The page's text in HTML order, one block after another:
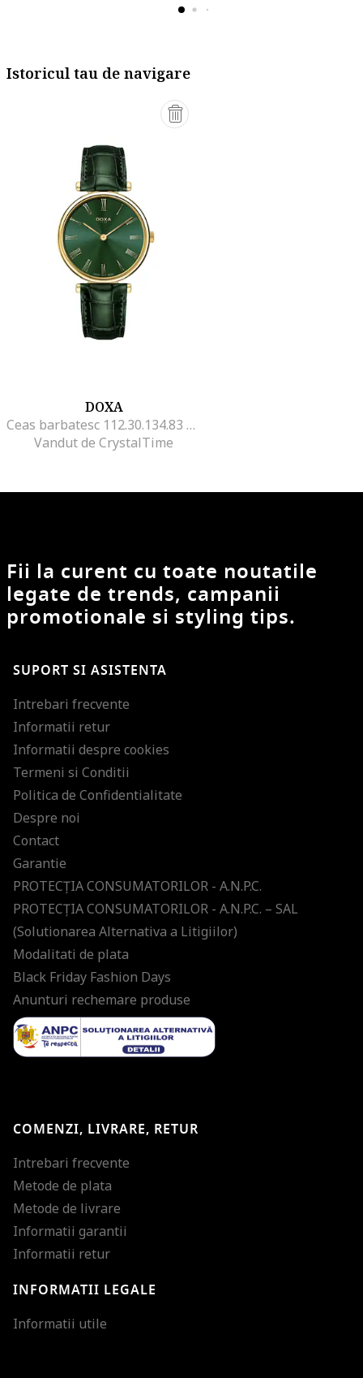
Istoricul tau de navigare
DOXA
Ceas barbatesc 112.30.134.83 Quartz Verde
Vandut de CrystalTime
Fii la curent cu toate noutatile
legate de trends, campanii
promotionale si styling tips.
SUPORT SI ASISTENTA
Intrebari frecvente
Informatii retur
Informatii despre cookies
Termeni si Conditii
Politica de Confidentialitate
Despre noi
Contact
Garantie
PROTECŢIA CONSUMATORILOR - A.N.P.C.
PROTECŢIA CONSUMATORILOR - A.N.P.C. – SAL
(Solutionarea Alternativa a Litigiilor)
Modalitati de plata
Black Friday Fashion Days
Anunturi rechemare produse
COMENZI, LIVRARE, RETUR
Intrebari frecvente
Metode de plata
Metode de livrare
Informatii garantii
Informatii retur
INFORMATII LEGALE
Informatii utile